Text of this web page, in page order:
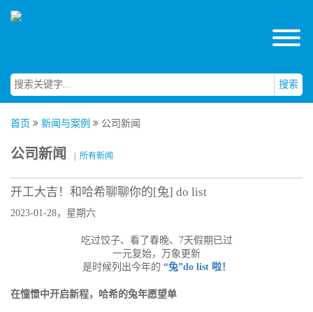
搜索
首页 新闻与案例 公司新闻
公司新闻 所有新闻
开工大吉！和哈希聊聊你的[兔] do list
2023-01-28，星期六
吃过饺子、看了春晚、7天假期已过
一元复始，万象更新
是时候列出今年的 “兔”do list 啦！
在憧憬中开启新程，哈希的兔年愿望单